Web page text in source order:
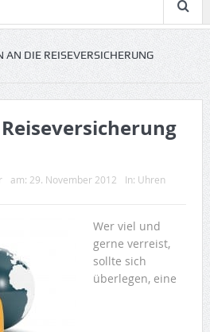
AN DIE REISEVERSICHERUNG
am: 29. November 2012 In: Uhren
Wer viel und
gerne verreist,
sollte sich
überlegen, eine